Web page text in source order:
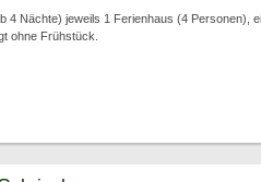
4 Nächte) jeweils 1 Ferienhaus (4 Personen),
ohne Frühstück.